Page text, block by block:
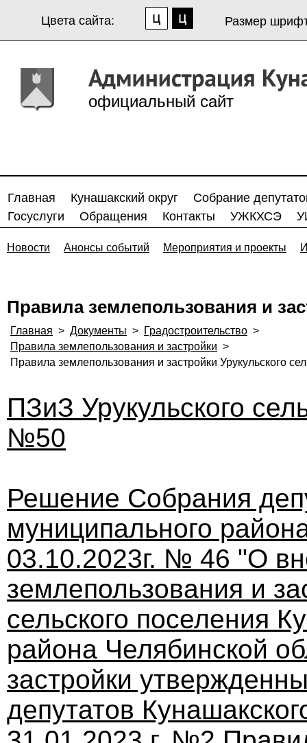
Цвета сайта: Размер
официальный сайт
Главная Кунашакский округ
Собрание
Госуслуги
Обращения Контакты УЖКХСЭ
Новости Анонсы событий Мероприятия и проекты
Правила землепользования и
Главная > Документы > Градостроительство >
Правила землепользования и застройки >
Правила землепользования и застройки Урукульского
ПЗиЗ Урукульского
№50
Решение Собрания
муниципального
03.10.2023г. № 46 "О
землепользования и
сельского поселения
района Челябинской
застройки
депутатов